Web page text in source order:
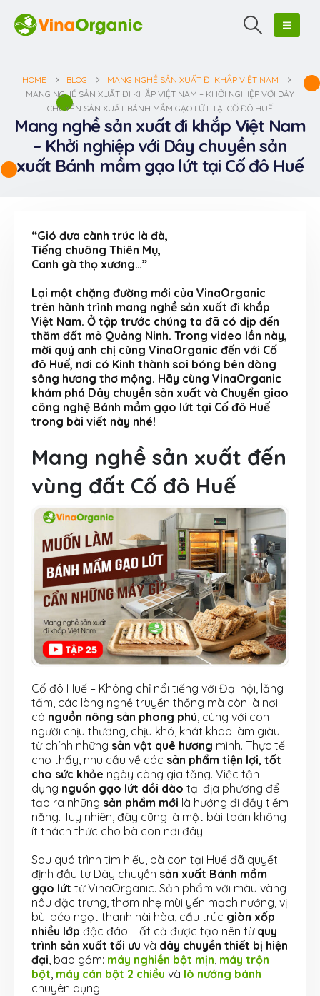
HOME BLOG
MANG NGHỀ SẢN XUẤT ĐI KHẮP VIỆT NAM
MANG NGHỀ SẢN XUẤT ĐI KHẮP VIỆT NAM – KHỞI NGHIỆP VỚI DÂY
CHUYỀN SẢN XUẤT BÁNH MẦM GẠO LỨT TẠI CỐ ĐÔ HUẾ
Mang nghề sản xuất đi khắp Việt Nam
– Khởi nghiệp với Dây chuyền sản
xuất Bánh mầm gạo lứt tại Cố đô Huế
“Gió đưa cành trúc là đà,
Tiếng chuông Thiên Mụ,
Canh gà thọ xương…”
Lại một chặng đường mới của VinaOrganic
trên hành trình mang nghề sản xuất đi khắp
Việt Nam. Ở tập trước chúng ta đã có dịp đến
thăm đất mỏ Quảng Ninh. Trong video lần này,
mời quý anh chị cùng VinaOrganic đến với Cố
đô Huế, nơi có Kinh thành soi bóng bên dòng
sông hương thơ mộng. Hãy cùng VinaOrganic
khám phá Dây chuyền sản xuất và Chuyển giao
công nghệ Bánh mầm gạo lứt tại Cố đô Huế
trong bài viết này nhé!
Mang nghề sản xuất đến
vùng đất Cố đô Huế
Cố đô Huế – Không chỉ nổi tiếng với Đại nội, lăng
tẩm, các làng nghề truyền thống mà còn là nơi
có nguồn nông sản phong phú , cùng với con
người chịu thương, chịu khó, khát khao làm giàu
từ chính những sản vật quê hương mình. Thực tế
cho thấy, nhu cầu về các sản phẩm tiện lợi, tốt
cho sức khỏe ngày càng gia tăng. Việc tận
dụng nguồn gạo lứt dồi dào tại địa phương để
tạo ra những sản phẩm mới là hướng đi đầy tiềm
năng. Tuy nhiên, đây cũng là một bài toán không
ít thách thức cho bà con nơi đây.
Sau quá trình tìm hiểu, bà con tại Huế đã quyết
định đầu tư Dây chuyền sản xuất Bánh mầm
gạo lứt từ VinaOrganic. Sản phẩm với màu vàng
nâu đặc trưng, thơm nhẹ mùi yến mạch nướng, vị
bùi béo ngọt thanh hài hòa, cấu trúc giòn xốp
nhiều lớp độc đáo. Tất cả được tạo nên từ quy
trình sản xuất tối ưu và dây chuyền thiết bị hiện
đại , bao gồm: máy nghiền bột mịn máy trộn
bột máy cán bột 2 chiều và lò nướng bánh
chuyên dụng.